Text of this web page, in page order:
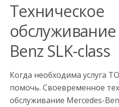
Техническое
Benz SLK-сlass
Когда необходима услуга
помочь. Своевременное
обслуживание Mercedes-